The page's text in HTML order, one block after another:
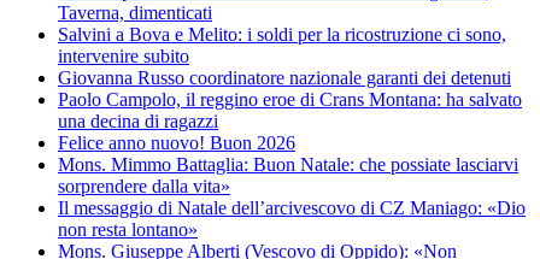
Taverna, dimenticati
Salvini a Bova e Melito: i soldi per la ricostruzione ci sono,
intervenire subito
Giovanna Russo coordinatore nazionale garanti dei detenuti
Paolo Campolo, il reggino eroe di Crans Montana: ha salvato
una decina di ragazzi
Felice anno nuovo! Buon 2026
Mons. Mimmo Battaglia: Buon Natale: che possiate lasciarvi
sorprendere dalla vita»
Il messaggio di Natale dell’arcivescovo di CZ Maniago: «Dio
non resta lontano»
Mons. Giuseppe Alberti (Vescovo di Oppido): «Non